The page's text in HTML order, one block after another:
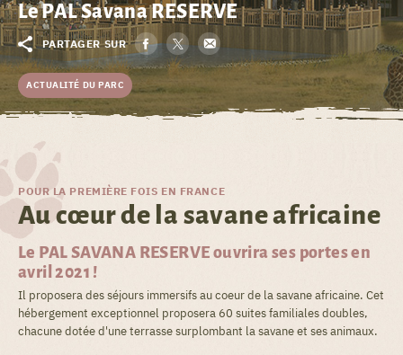
Le PAL Savana RESERVE
PARTAGER SUR
ACTUALITÉ DU PARC
POUR LA PREMIÈRE FOIS EN FRANCE
Au cœur de la savane africaine
Le PAL SAVANA RESERVE ouvrira ses portes en
avril 2021 !
Il proposera des séjours immersifs au coeur de la savane africaine. Cet
hébergement exceptionnel proposera 60 suites familiales doubles,
chacune dotée d'une terrasse surplombant la savane et ses animaux.